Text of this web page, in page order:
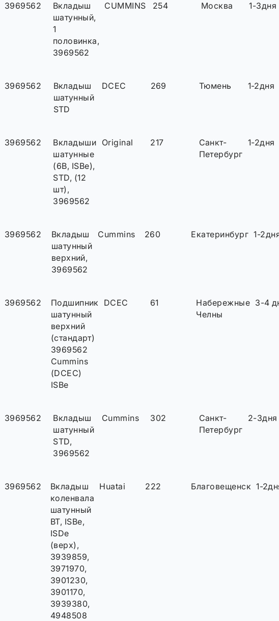
3969562
Вкладыш
шатунный,
1
половинка,
3969562
CUMMINS 254 Москва 1-3дня
3969562
Вкладыш
шатунный
STD
DCEC 269 Тюмень 1-2дня
3969562
Вкладыши
шатунные
(6B, ISBe),
STD, (12
шт),
3969562
Original 217
Санкт-
Петербург
1-2дня
3969562
Вкладыш
шатунный
верхний,
3969562
Cummins 260 Екатеринбург 1-
3969562
Подшипник
шатунный
верхний
(стандарт)
3969562
Cummins
(DCEC)
ISBe
DCEC 61
Набережные
Челны
3-4
3969562
Вкладыш
шатунный
STD,
3969562
Cummins 302
Санкт-
Петербург
2-3дня
3969562
Вкладыш
коленвала
шатунный
BT, ISBe,
ISDe
(верх),
3939859,
3971970,
3901230,
3901170,
3939380,
4948508
Huatai 222 Благовещенск 1-